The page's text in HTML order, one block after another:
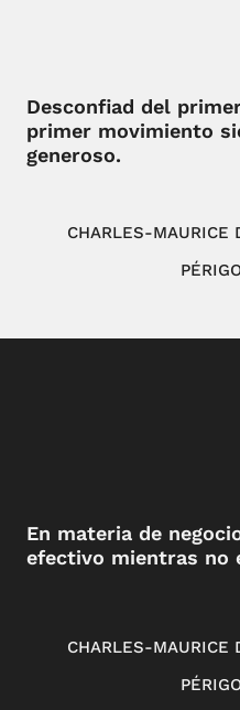
Desconfiad del
primer movimiento
generoso.
CHARLES-MAURICE
En materia de
efectivo mientras no
CHARLES-MAURICE